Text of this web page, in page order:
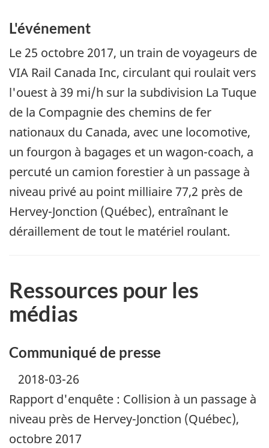
L'événement
Le 25 octobre 2017, un train de voyageurs de
VIA Rail Canada Inc, circulant qui roulait vers
l'ouest à 39 mi/h sur la subdivision La Tuque
de la Compagnie des chemins de fer
nationaux du Canada, avec une locomotive,
un fourgon à bagages et un wagon-coach, a
percuté un camion forestier à un passage à
niveau privé au point milliaire 77,2 près de
Hervey-Jonction (Québec), entraînant le
déraillement de tout le matériel roulant.
Ressources pour les
médias
Communiqué de presse
2018-03-26
Rapport d'enquête : Collision à un passage à
niveau près de Hervey-Jonction (Québec),
octobre 2017